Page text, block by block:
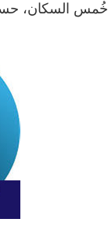
خُمس السكان،